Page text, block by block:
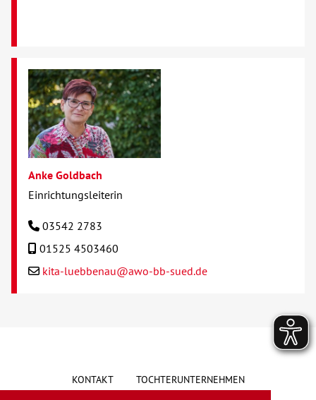
Anke Goldbach
Einrichtungsleiterin
03542 2783
01525 4503460
kita-luebbenau@awo-bb-sued.de
KONTAKT TOCHTERUNTERNEHMEN